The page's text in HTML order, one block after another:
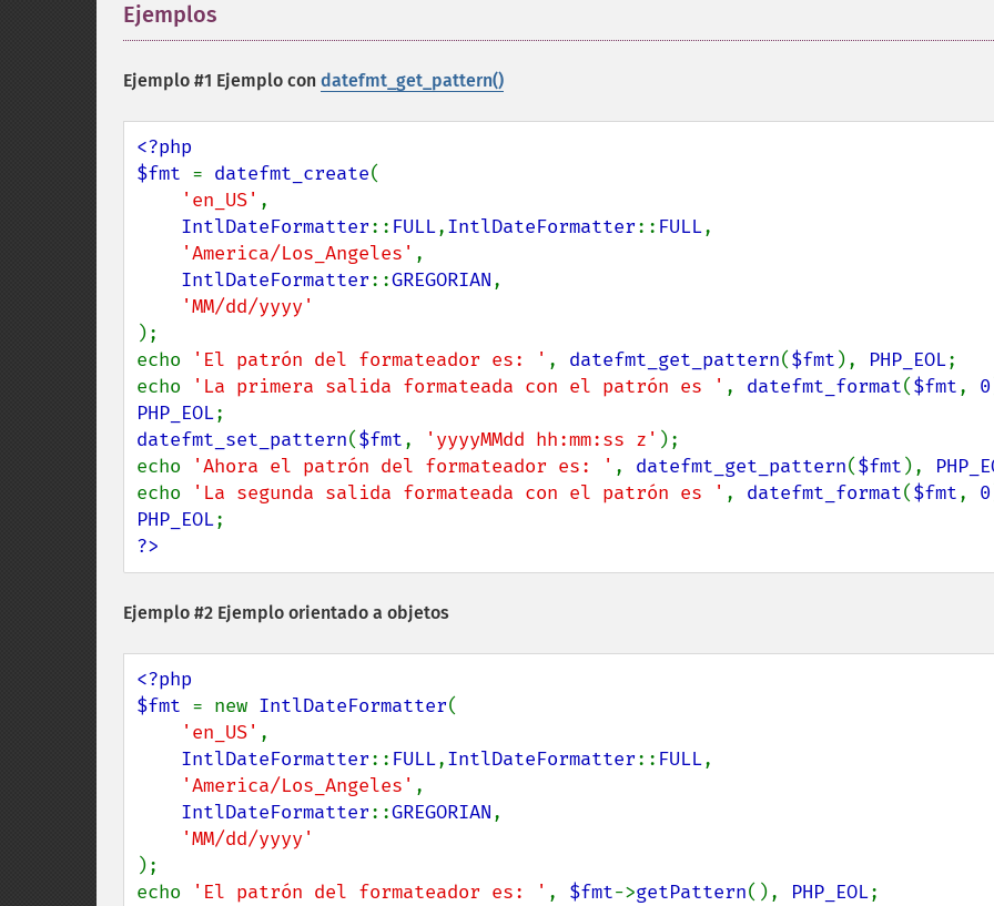
Ejemplos
Ejemplo #1 Ejemplo con datefmt_get_pattern()
<?php
$fmt = datefmt_create(
'en_US' ,
IntlDateFormatter:: FULL,IntlDateFormatter:: FULL,
'America/Los_Angeles' ,
IntlDateFormatter::GREGORIAN,
);
echo
'El patrón del formateador es: ' , datefmt_get_pattern($fmt ), PHP_EOL;
echo
'La primera salida formateada con el patrón es ' , datefmt_format($fmt, 0
PHP_EOL
datefmt_set_pattern($fmt, 'yyyyMMdd hh:mm:ss z' );
echo
'Ahora el patrón del formateador es: ' , datefmt_get_pattern($fmt ),
echo
'La segunda salida formateada con el patrón es ' , datefmt_format($fmt, 0
PHP_EOL
?>
Ejemplo #2 Ejemplo orientado a objetos
<?php
$fmt = new IntlDateFormatter(
'en_US' ,
IntlDateFormatter:: FULL,IntlDateFormatter:: FULL,
'America/Los_Angeles' ,
IntlDateFormatter::GREGORIAN,
);
echo
'El patrón del formateador es: ' , $fmt->getPattern(), PHP_EOL;